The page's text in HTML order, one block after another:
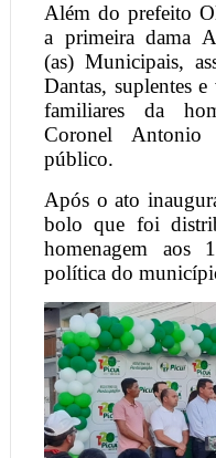
Além do prefeito
a primeira dama
(as) Municipais,
Dantas, suplentes
familiares da
Coronel
público.
Após o ato
bolo que foi
homenagem aos
política do